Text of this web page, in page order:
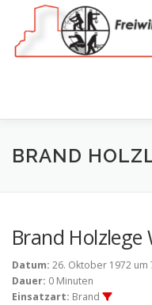
springen
NEWS VEREIN
COOKIE-RICHTLINIE
BRAND
Brand Holzlege
Datum: 26. Oktober 1972 um
Dauer: 0 Minuten
Einsatzart: Brand